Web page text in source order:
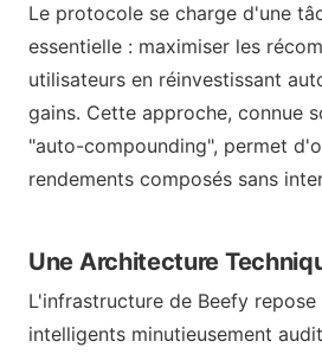
Le protocole se charge d'une
essentielle : maximiser les
utilisateurs en réinvestissant
gains. Cette approche, connue
"auto-compounding", permet
rendements composés sans
Une Architecture
L'infrastructure de Beefy
intelligents minutieusement